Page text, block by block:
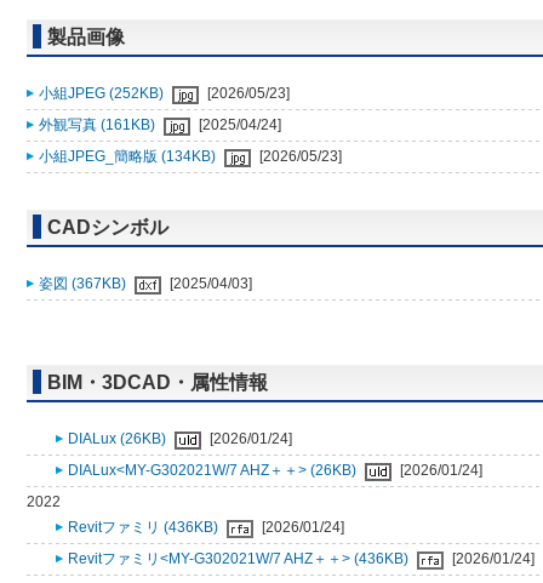
製品画像
小組JPEG (252KB)
[2026/05/23]
外観写真 (161KB)
[2025/04/24]
小組JPEG_簡略版 (134KB)
[2026/05/23]
CADシンボル
姿図 (367KB) [2025/04/03]
BIM・3DCAD・属性情報
DIALux (26KB)
[2026/01/24]
DIALux<MY-G302021W/7 AHZ＋＋> (26KB)
[2026/01/24]
2022
Revitファミリ (436KB)
[2026/01/24]
Revitファミリ<MY-G302021W/7 AHZ＋＋> (436KB)
[2026/01/24]